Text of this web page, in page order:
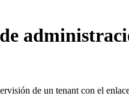
de un tenant con el